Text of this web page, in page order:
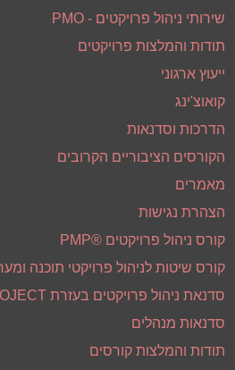
שירותי ניהול פרויקטים - PMO
תודות והמלצות פרויקטים
ייעוץ ארגוני
קואוצ'ינג
הדרכות וסדנאות
הקורסים הציבוריים הקרובים
מאמרים
הצהרת נגישות
קורס ניהול פרויקטים ®PMP
קורס שיטות לניהול פרויקטי תוכנה
סדנאת ניהול פרויקטים בעזרת MS-PROJECT
סדנאות מנהלים
תודות והמלצות קורסים